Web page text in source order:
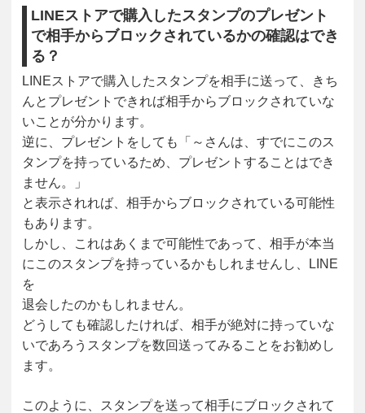
LINEストアで購入したスタンプのプレゼント
で相手からブロックされているかの確認はでき
る？
LINEストアで購入したスタンプを相手に送って、きち
んとプレゼントできれば相手からブロックされていな
いことが分かります。
逆に、プレゼントをしても「～さんは、すでにこのス
タンプを持っているため、プレゼントすることはでき
ません。」
と表示されれば、相手からブロックされている可能性
もあります。
しかし、これはあくまで可能性であって、相手が本当
にこのスタンプを持っているかもしれませんし、LINE
を
退会したのかもしれません。
どうしても確認したければ、相手が絶対に持っていな
いであろうスタンプを数回送ってみることをお勧めし
ます。
このように、スタンプを送って相手にブロックされて